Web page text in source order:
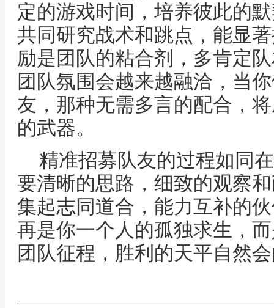
定的游戏时间，培养彼此的
共同研究战术和跳点，能显
励是团队的粘合剂，多肯定
团队氛围会越来越融洽，当
友，那种无需多言的配合，
的武器。
精准招募队友的过程如同
要清晰的思路，细致的观察
集起志同道合，能力互补的
再是你一个人的孤独求生，
团队征程，胜利的天平自然